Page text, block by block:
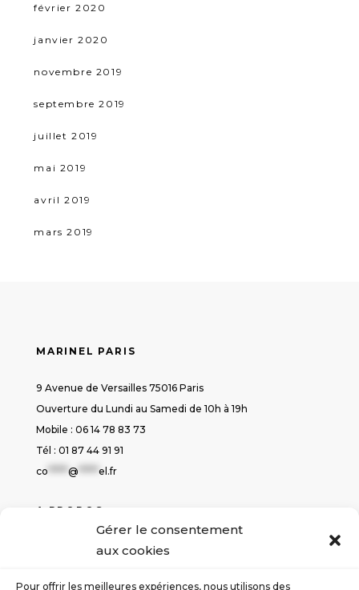
Gérer le consentement
aux cookies
Pour offrir les meilleures expériences, nous utilisons des
février 2020
janvier 2020
novembre 2019
septembre 2019
juillet 2019
mai 2019
avril 2019
mars 2019
MARINEL PARIS
9 Avenue de Versailles 75016 Paris
Ouverture du Lundi au Samedi de 10h à 19h
Mobile : 06 14 78 83 73
Tél : 01 87 44 91 91
co ***** @ ***** el.fr
A PROPOS